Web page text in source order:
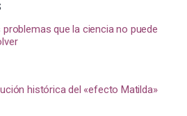
problemas que la ciencia no puede
histórica del «efecto Matilda»